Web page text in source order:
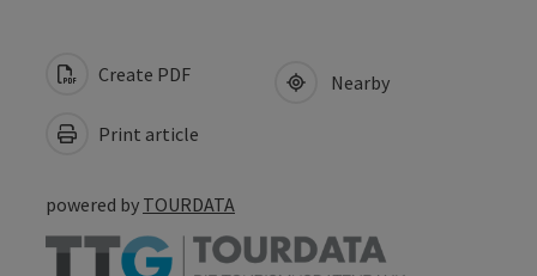
Create PDF
Print article
Nearby
powered by TOURDATA